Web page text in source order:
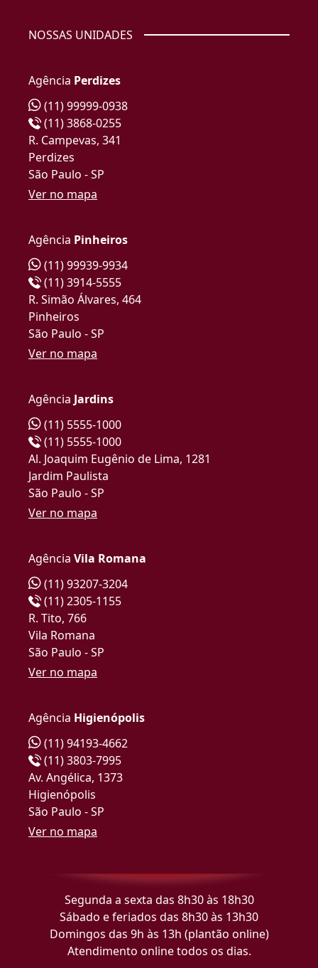
NOSSAS UNIDADES
Agência Perdizes
(11) 99999-0938
(11) 3868-0255
R. Campevas, 341
Perdizes
São Paulo - SP
Ver no mapa
Agência Pinheiros
(11) 99939-9934
(11) 3914-5555
R. Simão Álvares, 464
Pinheiros
São Paulo - SP
Ver no mapa
Agência Jardins
(11) 5555-1000
(11) 5555-1000
Al. Joaquim Eugênio de Lima, 1281
Jardim Paulista
São Paulo - SP
Ver no mapa
Agência Vila Romana
(11) 93207-3204
(11) 2305-1155
R. Tito, 766
Vila Romana
São Paulo - SP
Ver no mapa
Agência Higienópolis
(11) 94193-4662
(11) 3803-7995
Av. Angélica, 1373
Higienópolis
São Paulo - SP
Ver no mapa
Segunda a sexta das 8h30 às 18h30
Sábado e feriados das 8h30 às 13h30
Domingos das 9h às 13h (plantão online)
Atendimento online todos os dias.